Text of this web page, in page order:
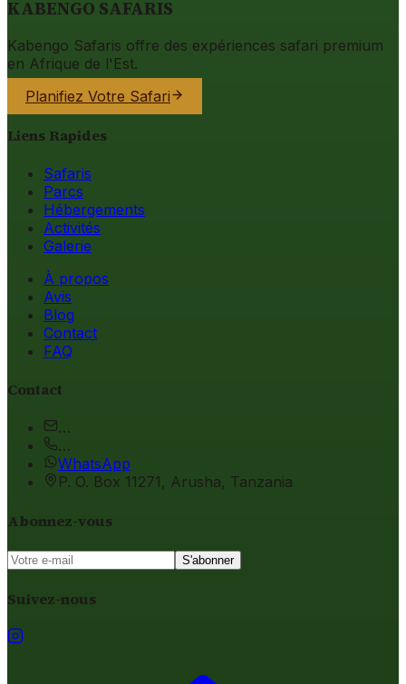
KABENGO SAFARIS
Kabengo Safaris offre des expériences safari premium
en Afrique de l'Est.
Planifiez Votre Safari
Liens Rapides
Safaris
Parcs
Hébergements
Activités
Galerie
À propos
Avis
Blog
Contact
FAQ
Contact
…
…
WhatsApp
P. O. Box 11271, Arusha, Tanzania
Abonnez-vous
S'abonner
Suivez-nous